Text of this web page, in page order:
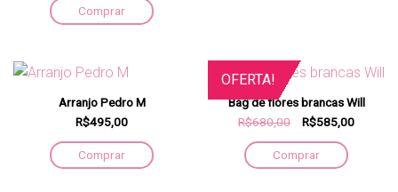
Comprar
Arranjo Pedro M
R$495,00
Comprar
OFERTA!
Bag de flores brancas Will
R$680,00
R$585,00
Comprar